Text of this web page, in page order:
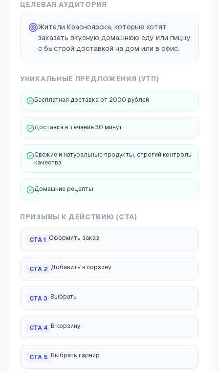
ЦЕЛЕВАЯ АУДИТОРИЯ
Жители Красноярска, которые хотят
заказать вкусную домашнюю еду или пиццу
с быстрой доставкой на дом или в офис.
УНИКАЛЬНЫЕ ПРЕДЛОЖЕНИЯ (УТП)
Бесплатная доставка от 2000 рублей
Доставка в течение 30 минут
Свежие и натуральные продукты, строгий контроль
качества
Домашние рецепты
ПРИЗЫВЫ К ДЕЙСТВИЮ (CTA)
CTA 1 Оформить заказ
CTA 2 Добавить в корзину
CTA 3 Выбрать
CTA 4 В корзину
CTA 5 Выбрать гарнир